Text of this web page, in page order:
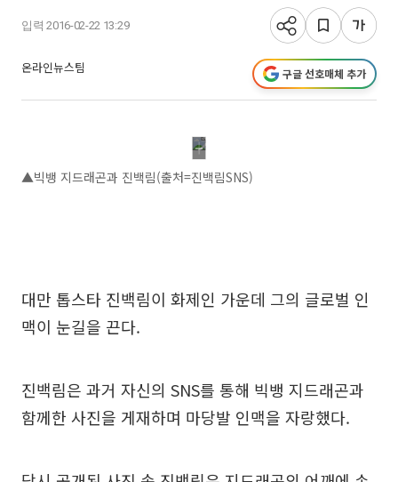
입력 2016-02-22 13:29
온라인뉴스팀 구글 선호매체 추가
▲빅뱅 지드래곤과 진백림(출처=진백림SNS)
대만 톱스타 진백림이 화제인 가운데 그의 글로벌 인
맥이 눈길을 끈다.
진백림은 과거 자신의 SNS를 통해 빅뱅 지드래곤과
함께한 사진을 게재하며 마당발 인맥을 자랑했다.